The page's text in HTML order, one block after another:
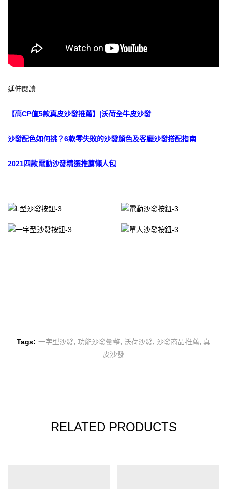
延伸閱讀:
【高CP值5款真皮沙發推薦】|沃荷全牛皮沙發
沙發配色如何挑？6款零失敗的沙發顏色及客廳沙發搭配指南
2021四款電動沙發精選推薦懶人包
Tags: 一字型沙發, 功能沙發彙整, 沃荷沙發, 沙發商品推薦, 真
皮沙發
RELATED PRODUCTS